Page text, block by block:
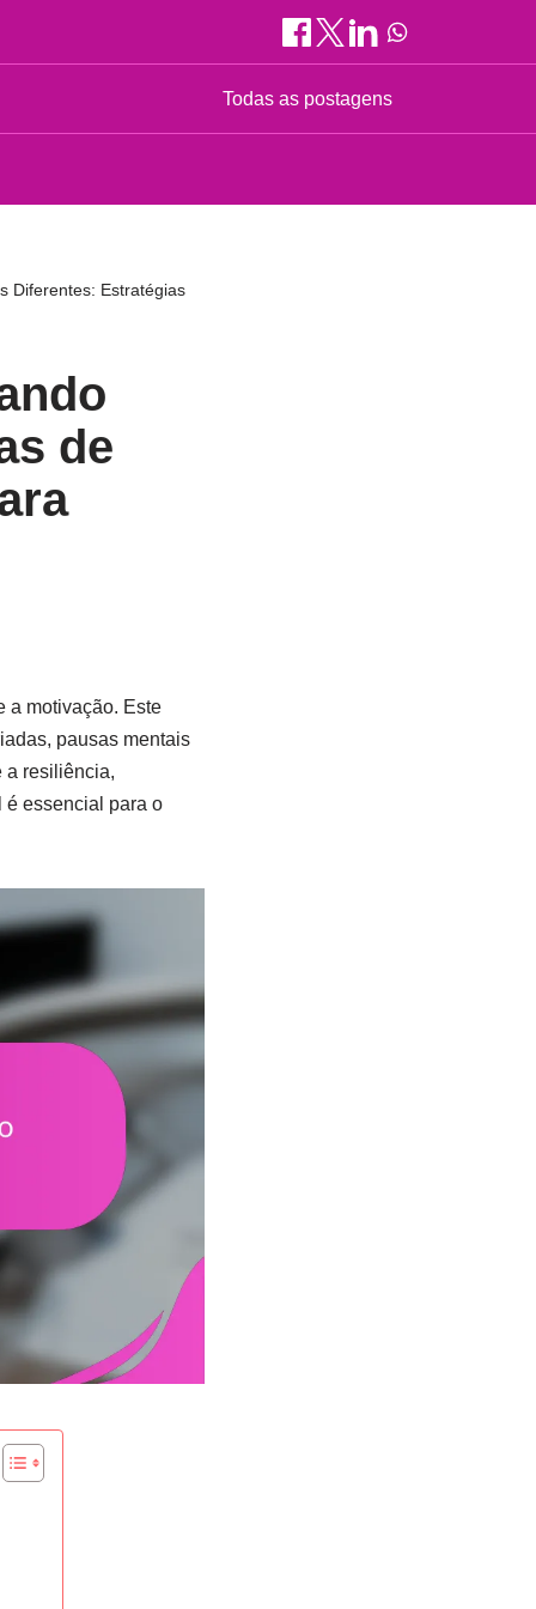
Todas as postagens
Diferentes: Estratégias
de
a motivação. Este
pausas mentais
a resiliência,
é essencial para o